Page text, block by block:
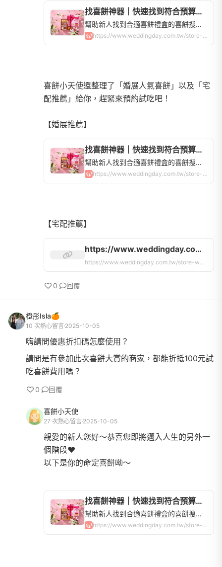
找喜餅神器｜快速找到符合預算的喜餅禮盒，全台喜餅品牌查詢 | WeddingDay好婚市集
幫助新人找到合適喜餅禮盒的喜餅搜尋器！全台60間喜餅店，中式、西式、法式、日式禮盒，手工餅乾蛋糕超多選擇，讓你快速比價、申請試吃！
喜餅小天使還整理了「婚展人氣喜餅」以及「宅
配推薦」給你，趕緊來預約試吃吧！
找喜餅神器｜快速找到符合預算的喜餅禮盒，全台喜餅品牌查詢 | WeddingDay好婚市集
幫助新人找到合適喜餅禮盒的喜餅搜尋器！全台60間喜餅店，中式、西式、法式、日式禮盒，手工餅乾蛋糕超多選擇，讓你快速比價、申請試吃！
https://www.weddingday.com.tw/store-weddingcake/tasting｜
0 回覆
橙彤Isla🍊
10 次熱心留言 2025-10-05
嗨請問優惠折扣碼怎麼使用？
請問是有參加此次喜餅大賞的商家，都能折抵100元試
吃喜餅費用嗎？
0 回覆
喜餅小天使
27 次熱心留言 2025-10-05
親愛的新人您好～恭喜您即將邁入人生的另外一
個階段❤️
以下是你的命定喜餅呦～
找喜餅神器｜快速找到符合預算的喜餅禮盒，全台喜餅品牌查詢 | WeddingDay好婚市集
幫助新人找到合適喜餅禮盒的喜餅搜尋器！全台60間喜餅店，中式、西式、法式、日式禮盒，手工餅乾蛋糕超多選擇，讓你快速比價、申請試吃！